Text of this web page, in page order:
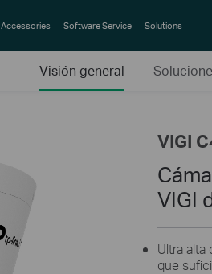
Accessories Software Service Solutions
Visión general
VIGI
VIGI
Ultra alta
que